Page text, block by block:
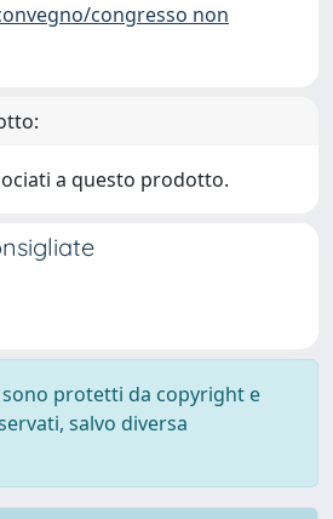
congresso non
a questo prodotto.
protetti da copyright e
salvo diversa